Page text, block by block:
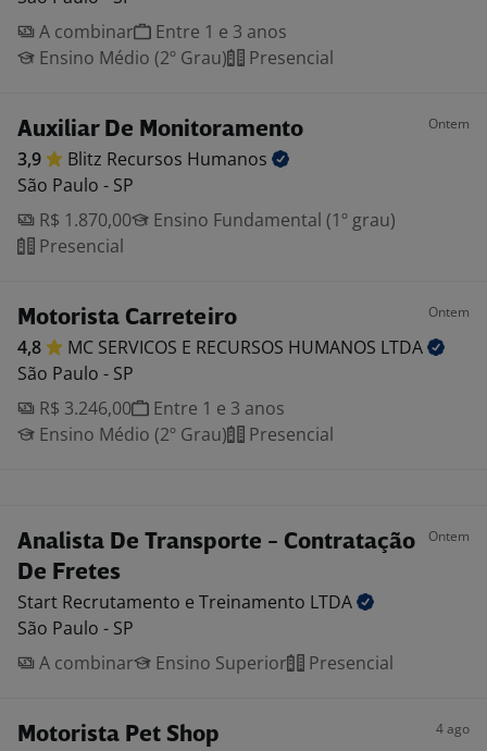
A combinar
Entre 1 e 3 anos
Ensino Médio (2º Grau)
Presencial
Auxiliar De Monitoramento Ontem
3,9 Blitz Recursos Humanos
São Paulo - SP
R$ 1.870,00
Ensino Fundamental (1º grau)
Presencial
Motorista Carreteiro Ontem
4,8 MC SERVICOS E RECURSOS HUMANOS LTDA
São Paulo - SP
R$ 3.246,00
Entre 1 e 3 anos
Ensino Médio (2º Grau)
Presencial
Analista De Transporte - Contratação
De Fretes
Ontem
Start Recrutamento e Treinamento LTDA
São Paulo - SP
A combinar
Ensino Superior Presencial
Motorista Pet Shop 4 ago